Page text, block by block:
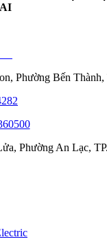
Phường Bến
Phường An Lạc,